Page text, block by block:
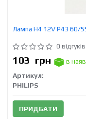
Лампа H4 12V Р43 60/
0 відгуків
103 грн
в
Артикул:
PHILIPS
ПРИДБАТИ